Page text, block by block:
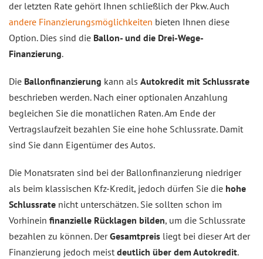
der letzten Rate gehört Ihnen schließlich der Pkw. Auch
andere Finanzierungsmöglichkeiten bieten Ihnen diese
Option. Dies sind die Ballon- und die Drei-Wege-
Finanzierung.
Die Ballonfinanzierung kann als Autokredit mit Schlussrate
beschrieben werden. Nach einer optionalen Anzahlung
begleichen Sie die monatlichen Raten. Am Ende der
Vertragslaufzeit bezahlen Sie eine hohe Schlussrate. Damit
sind Sie dann Eigentümer des Autos.
Die Monatsraten sind bei der Ballonfinanzierung niedriger
als beim klassischen Kfz-Kredit, jedoch dürfen Sie die hohe
Schlussrate nicht unterschätzen. Sie sollten schon im
Vorhinein finanzielle Rücklagen bilden, um die Schlussrate
bezahlen zu können. DerGesamtpreis liegt bei dieser Art der
Finanzierung jedoch meist deutlich über dem Autokredit.